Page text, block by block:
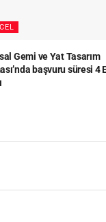
Gemi ve Yat Tasarım
başvuru süresi 4